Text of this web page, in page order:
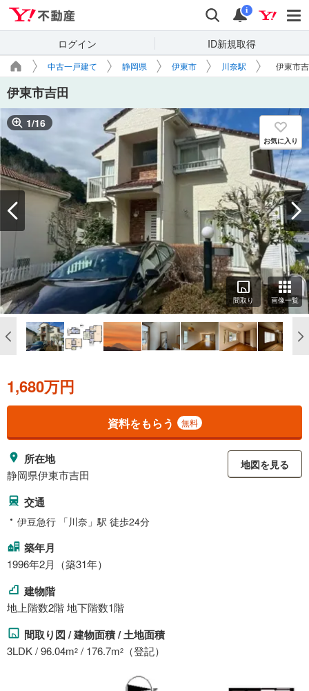
検索 通知
i
ログイン ID新規取得
中古一戸建て 静岡県 伊東市 川奈駅 伊東市
伊東市吉田
1/16
お気に入り
間取り 画像一覧
1,680万円
資料をもらう 無料
所在地
静岡県伊東市吉田
地図を見る
交通
伊豆急行 「川奈」駅 徒歩24分
築年月
1996年2月（築31年）
建物階
地上階数2階 地下階数1階
間取り図 / 建物面積 / 土地面積
3LDK / 96.04m2 / 176.7m2 （登記）